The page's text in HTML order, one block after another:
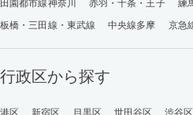
田園都市線神奈川
赤羽・十条・王子
練
板橋・三田線・東武線
中央線多摩 京急
行政区から探す
港区 新宿区 目黒区 世田谷区 渋谷区